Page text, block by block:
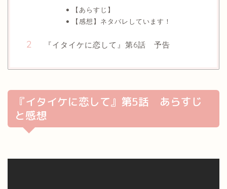
【あらすじ】
【感想】ネタバレしています！
『イタイケに恋して』第6話 予告
『イタイケに恋して』第5話 あらすじ
と感想